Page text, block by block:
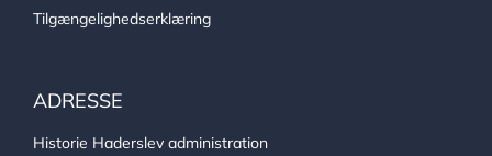
Tilgængelighedserklæring
ADRESSE
Historie Haderslev administration